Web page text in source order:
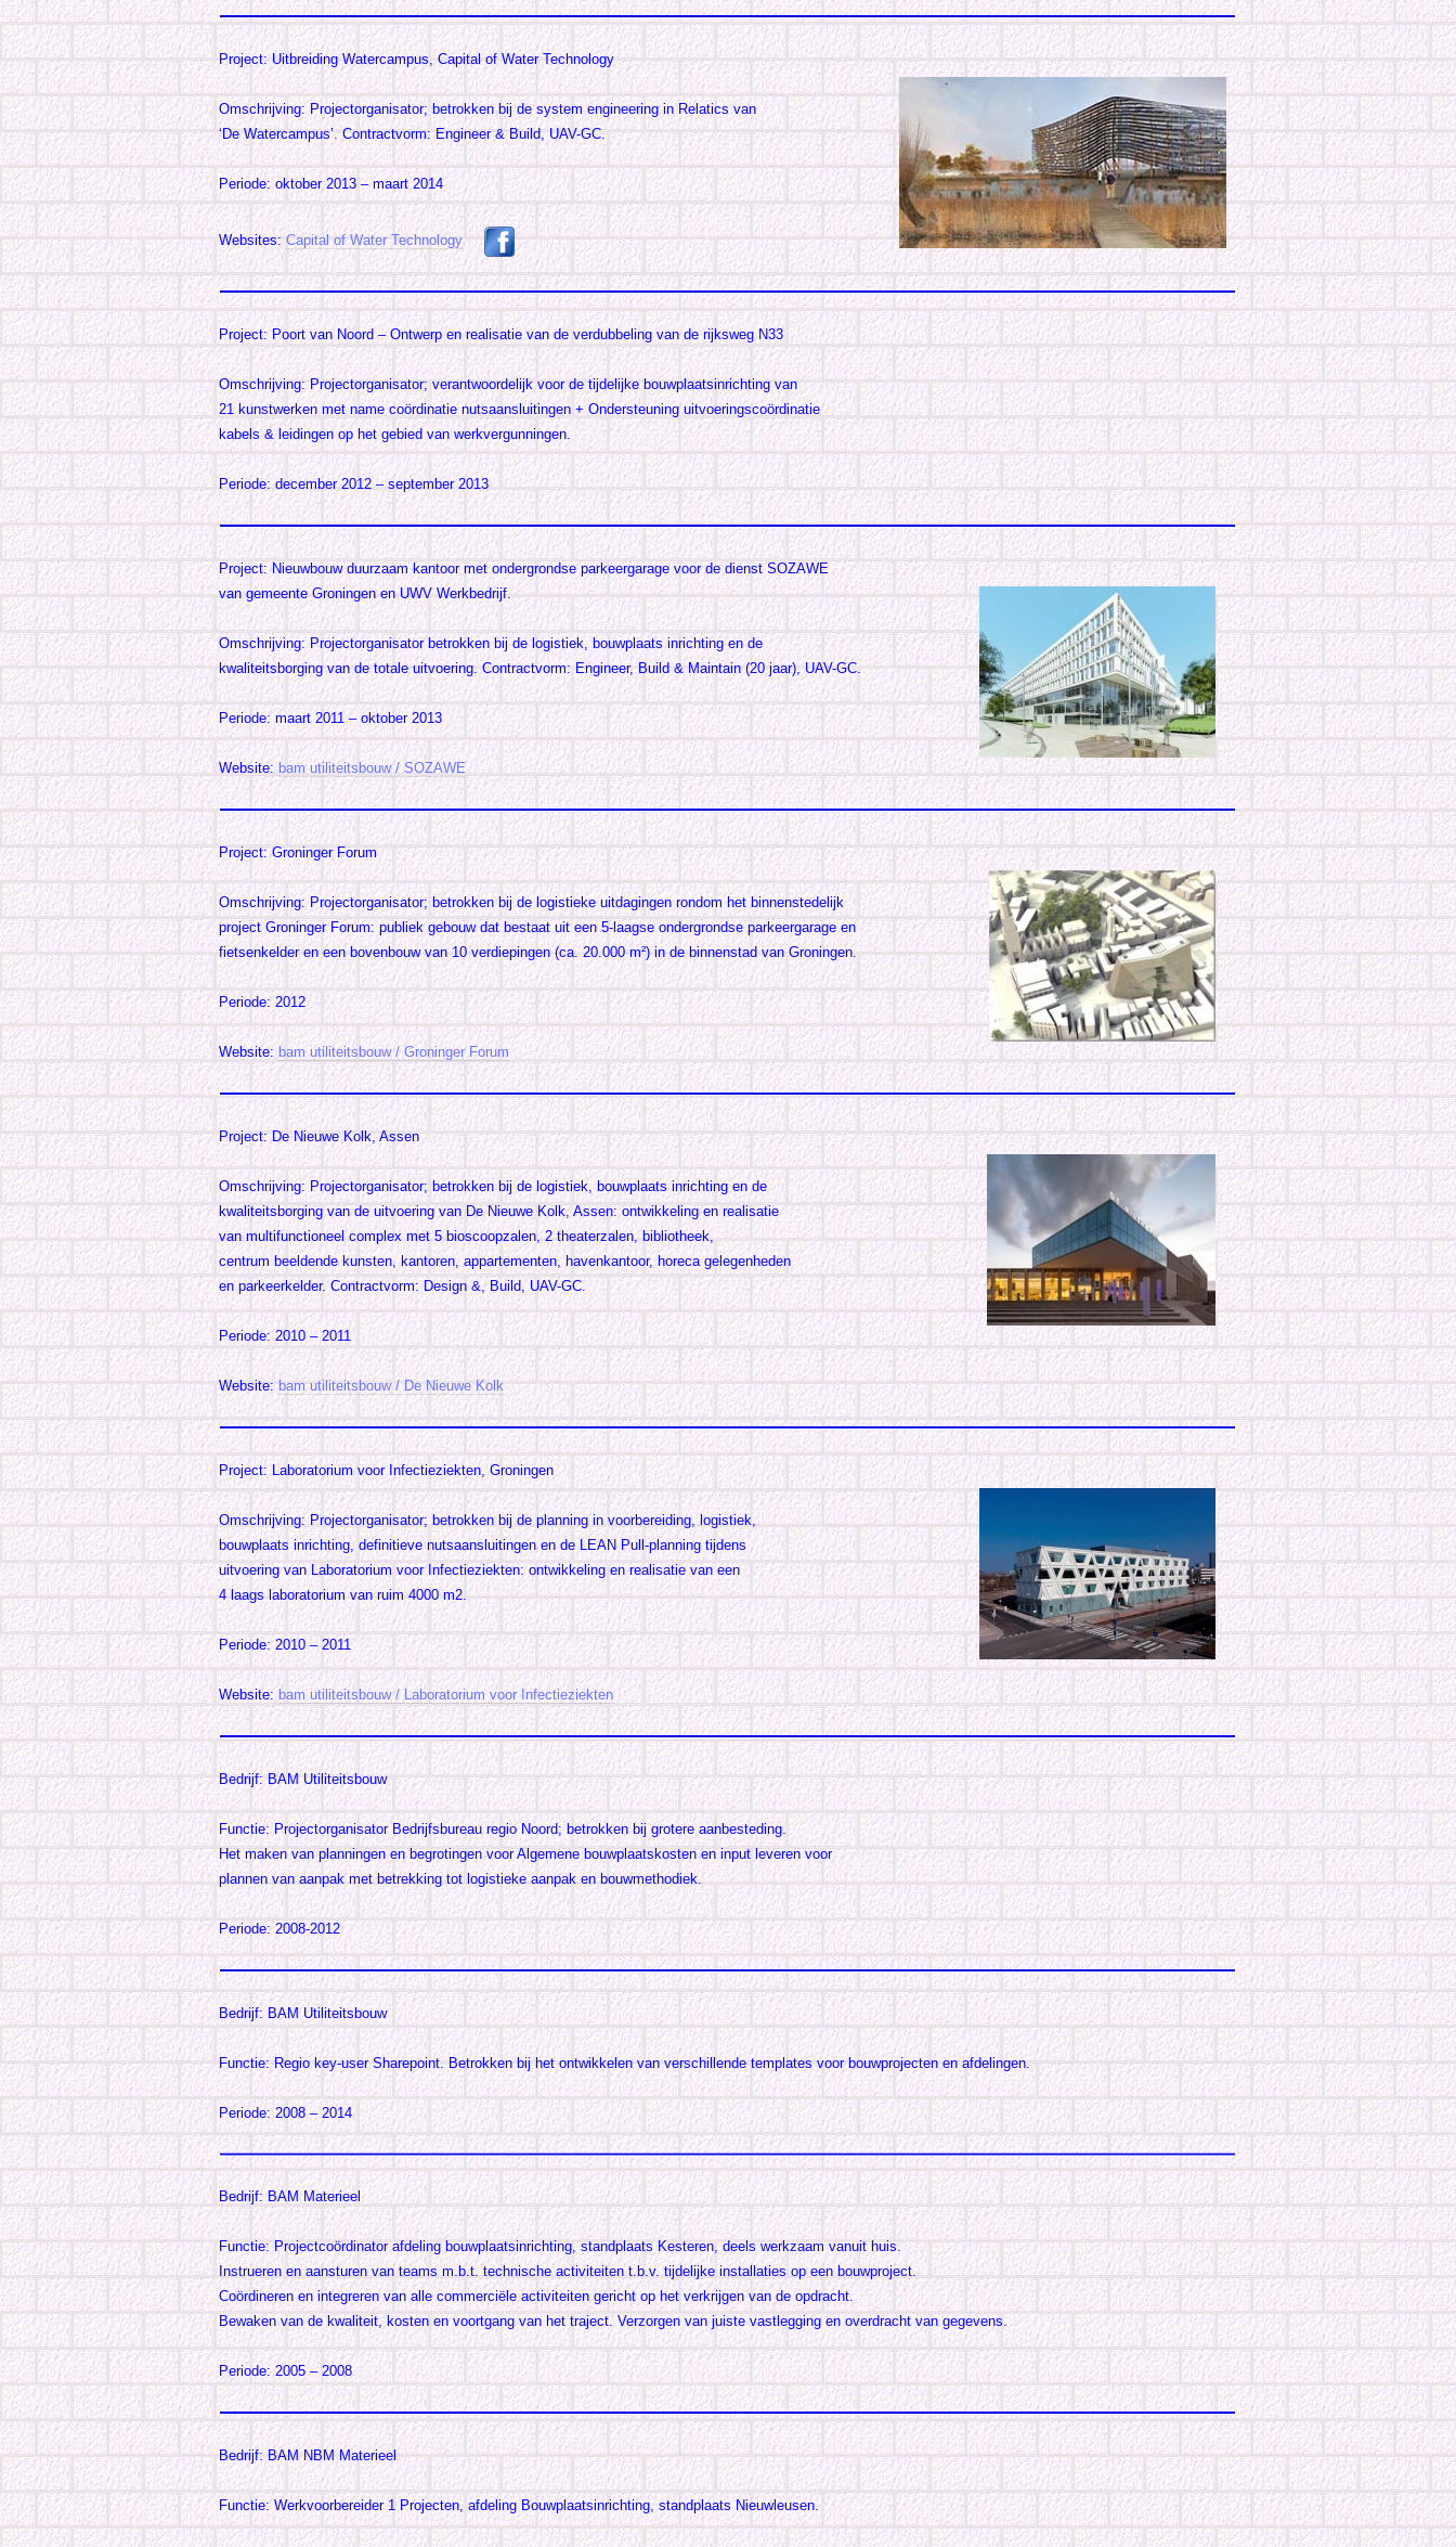
Project: Uitbreiding Watercampus, Capital of Water Technology
Omschrijving: Projectorganisator; betrokken bij de system engineering in Relatics van
‘De Watercampus’. Contractvorm: Engineer & Build, UAV-GC.
Periode: oktober 2013 – maart 2014
Websites: Capital of Water Technology
Project: Poort van Noord – Ontwerp en realisatie van de verdubbeling van de rijksweg N33
Omschrijving: Projectorganisator; verantwoordelijk voor de tijdelijke bouwplaatsinrichting van
21 kunstwerken met name coördinatie nutsaansluitingen + Ondersteuning uitvoeringscoördinatie
kabels & leidingen op het gebied van werkvergunningen.
Periode: december 2012 – september 2013
Project: Nieuwbouw duurzaam kantoor met ondergrondse parkeergarage voor de dienst SOZAWE
van gemeente Groningen en UWV Werkbedrijf.
Omschrijving: Projectorganisator betrokken bij de logistiek, bouwplaats inrichting en de
kwaliteitsborging van de totale uitvoering. Contractvorm: Engineer, Build & Maintain (20 jaar), UAV-GC.
Periode: maart 2011 – oktober 2013
Website: bam utiliteitsbouw / SOZAWE
Project: Groninger Forum
Omschrijving: Projectorganisator; betrokken bij de logistieke uitdagingen rondom het binnenstedelijk
project Groninger Forum: publiek gebouw dat bestaat uit een 5-laagse ondergrondse parkeergarage en
fietsenkelder en een bovenbouw van 10 verdiepingen (ca. 20.000 m²) in de binnenstad van Groningen.
Periode: 2012
Website: bam utiliteitsbouw / Groninger Forum
Project: De Nieuwe Kolk, Assen
Omschrijving: Projectorganisator; betrokken bij de logistiek, bouwplaats inrichting en de
kwaliteitsborging van de uitvoering van De Nieuwe Kolk, Assen: ontwikkeling en realisatie
van multifunctioneel complex met 5 bioscoopzalen, 2 theaterzalen, bibliotheek,
centrum beeldende kunsten, kantoren, appartementen, havenkantoor, horeca gelegenheden
en parkeerkelder. Contractvorm: Design &, Build, UAV-GC.
Periode: 2010 – 2011
Website: bam utiliteitsbouw / De Nieuwe Kolk
Project: Laboratorium voor Infectieziekten, Groningen
Omschrijving: Projectorganisator; betrokken bij de planning in voorbereiding, logistiek,
bouwplaats inrichting, definitieve nutsaansluitingen en de LEAN Pull-planning tijdens
uitvoering van Laboratorium voor Infectieziekten: ontwikkeling en realisatie van een
4 laags laboratorium van ruim 4000 m2.
Periode: 2010 – 2011
Website: bam utiliteitsbouw / Laboratorium voor Infectieziekten
Bedrijf: BAM Utiliteitsbouw
Functie: Projectorganisator Bedrijfsbureau regio Noord; betrokken bij grotere aanbesteding.
Het maken van planningen en begrotingen voor Algemene bouwplaatskosten en input leveren voor
plannen van aanpak met betrekking tot logistieke aanpak en bouwmethodiek.
Periode: 2008-2012
Bedrijf: BAM Utiliteitsbouw
Functie: Regio key-user Sharepoint. Betrokken bij het ontwikkelen van verschillende templates voor bouwprojecten en afdelingen.
Periode: 2008 – 2014
Bedrijf: BAM Materieel
Functie: Projectcoördinator afdeling bouwplaatsinrichting, standplaats Kesteren, deels werkzaam vanuit huis.
Instrueren en aansturen van teams m.b.t. technische activiteiten t.b.v. tijdelijke installaties op een bouwproject.
Coördineren en integreren van alle commerciële activiteiten gericht op het verkrijgen van de opdracht.
Bewaken van de kwaliteit, kosten en voortgang van het traject. Verzorgen van juiste vastlegging en overdracht van gegevens.
Periode: 2005 – 2008
Bedrijf: BAM NBM Materieel
Functie: Werkvoorbereider 1 Projecten, afdeling Bouwplaatsinrichting, standplaats Nieuwleusen.